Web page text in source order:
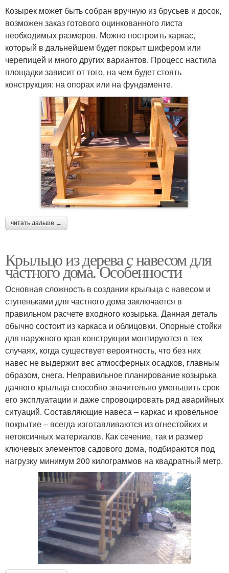
Козырек может быть собран вручную из брусьев и досок,
возможен заказ готового оцинкованного листа
необходимых размеров. Можно построить каркас,
который в дальнейшем будет покрыт шифером или
черепицей и много других вариантов. Процесс настила
площадки зависит от того, на чем будет стоять
конструкция: на опорах или на фундаменте.
читать дальше →
Крыльцо из дерева с навесом для
частного дома. Особенности
Основная сложность в создании крыльца с навесом и
ступеньками для частного дома заключается в
правильном расчете входного козырька. Данная деталь
обычно состоит из каркаса и облицовки. Опорные стойки
для наружного края конструкции монтируются в тех
случаях, когда существует вероятность, что без них
навес не выдержит вес атмосферных осадков, главным
образом, снега. Неправильное планирование козырька
дачного крыльца способно значительно уменьшить срок
его эксплуатации и даже спровоцировать ряд аварийных
ситуаций. Составляющие навеса – каркас и кровельное
покрытие – всегда изготавливаются из огнестойких и
нетоксичных материалов. Как сечение, так и размер
ключевых элементов садового дома, подбираются под
нагрузку минимум 200 килограммов на квадратный метр.